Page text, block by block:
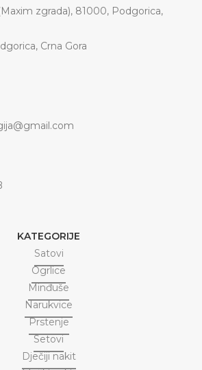
zgrada), 81000, Podgorica,
Crna Gora
KATEGORIJE
Satovi
Ogrlice
Minđuše
Narukvice
Prstenje
Setovi
Dječiji nakit